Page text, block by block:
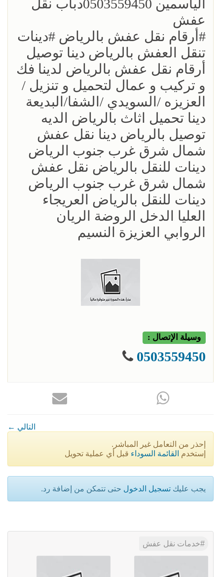
الياسمين 0503559450دباب نقل
عفش
؜؜#أرقام نقل عفش بالرياض ؜#دينات
تنقل العفش بالرياض دينا توصيل
أرقام نقل عفش بالرياض لدينا فك
و تركيب و عمال لتحميل و تنزيل /
العزيزه /السويدي /الشفا/البديعة
دينا تحميل اثاث بالرياض الديه
توصيل بالرياض دينا نقل عفش
شمال شرق غرب جنوب الرياض
دينات للنقل بالرياض نقل عفش
شمال شرق غرب جنوب الرياض
دينات للنقل بالرياض العريجاء
العليا الدخل الروضة الريان
الروابي العزيزة النسيم
وسيلة الإتصال :
0503559450
← التالي
إحذر من التعامل غير المباشر.
إستخدم القائمة السوداء قبل أي عملية تحويل
يجب عليك تسجيل الدخول حتى تتمكن من إضافة رد.
خدمات نقل عفش